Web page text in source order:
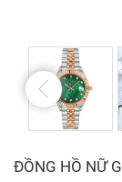
ĐỒNG HỒ NỮ